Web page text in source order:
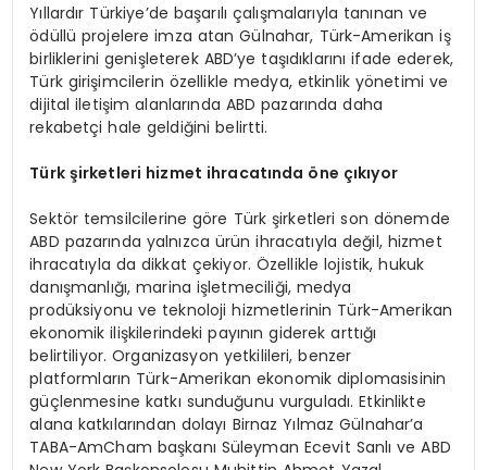
Yıllardır Türkiye’de başarılı çalışmalarıyla tanınan ve
ödüllü projelere imza atan Gülnahar, Türk-Amerikan iş
birliklerini genişleterek ABD’ye taşıdıklarını ifade ederek,
Türk girişimcilerin özellikle medya, etkinlik yönetimi ve
dijital iletişim alanlarında ABD pazarında daha
rekabetçi hale geldiğini belirtti.
Türk şirketleri hizmet ihracatında öne çıkıyor
Sektör temsilcilerine göre Türk şirketleri son dönemde
ABD pazarında yalnızca ürün ihracatıyla değil, hizmet
ihracatıyla da dikkat çekiyor. Özellikle lojistik, hukuk
danışmanlığı, marina işletmeciliği, medya
prodüksiyonu ve teknoloji hizmetlerinin Türk-Amerikan
ekonomik ilişkilerindeki payının giderek arttığı
belirtiliyor. Organizasyon yetkilileri, benzer
platformların Türk-Amerikan ekonomik diplomasisinin
güçlenmesine katkı sunduğunu vurguladı. Etkinlikte
alana katkılarından dolayı Birnaz Yılmaz Gülnahar’a
TABA-AmCham başkanı Süleyman Ecevit Sanlı ve ABD